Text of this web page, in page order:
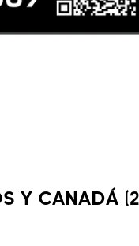
Y CANADÁ